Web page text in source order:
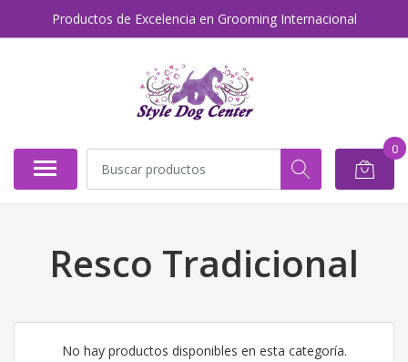
Productos de Excelencia en Grooming Internacional
0
Resco Tradicional
No hay productos disponibles en esta categoría.